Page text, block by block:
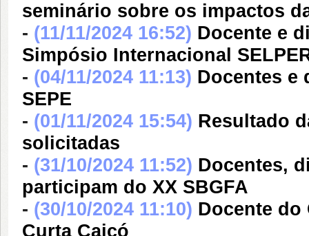
seminário sobre os impactos
- (11/11/2024 16:52) Docente e
Simpósio Internacional
- (04/11/2024 11:13) Docentes e
SEPE
- (01/11/2024 15:54) Resultado
solicitadas
- (31/10/2024 11:52) Docentes,
participam do XX SBGFA
- (30/10/2024 11:10) Docente do
Curta Caicó